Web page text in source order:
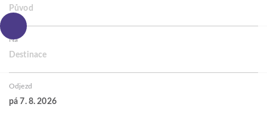
Původ
Na
Destinace
Odjezd
pá 7. 8. 2026